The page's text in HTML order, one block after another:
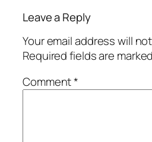
Leave a Reply
Your email address will
Required fields are
Comment*